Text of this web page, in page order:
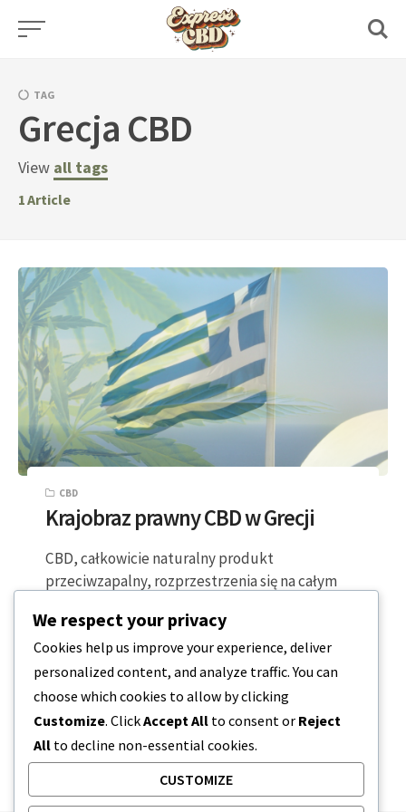
Skip
TAG
Grecja CBD
View all tags
1Article
CBD
Krajobraz prawny CBD w Grecji
CBD, całkowicie naturalny produkt
przeciwzapalny, rozprzestrzenia się na całym
wielu Europejczyków. Jeśli mieszkasz w…
2 MINUTY CZYTANIA 2023-11-06
We respect your privacy
Cookies help us improve your experience, deliver
personalized content, and analyze traffic. You can
choose which cookies to allow by clicking
Customize. ClickAccept All to consent or Reject
All to decline non-essential cookies.
CUSTOMIZE